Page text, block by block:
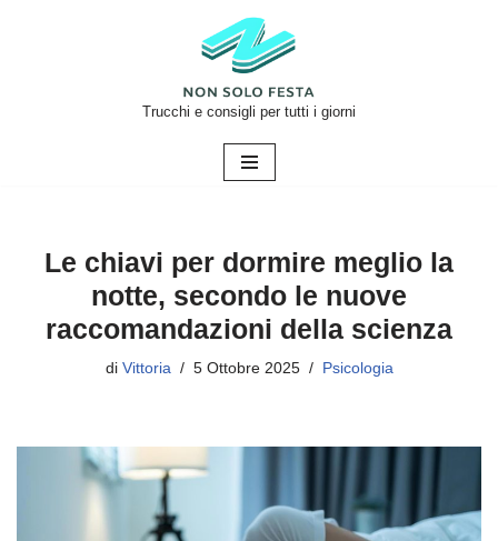
Trucchi e consigli per tutti i giorni
Le chiavi per dormire meglio la
notte, secondo le nuove
raccomandazioni della scienza
di Vittoria 5 Ottobre 2025 Psicologia